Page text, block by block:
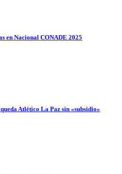
en Nacional CONADE 2025
Atlético La Paz sin «subsidio»